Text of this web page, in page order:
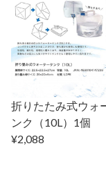
折りたたみ式ウォ
ンク（10L）1個
¥2,088